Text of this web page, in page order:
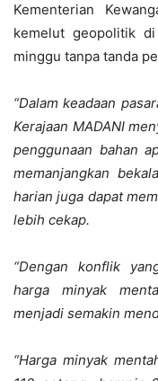
Kementerian
kemelut geopolitik
minggu tanpa tanda
“Dalam keadaan
Kerajaan MADANI
penggunaan bahan
memanjangkan
harian juga dapat
lebih cekap.
“Dengan konflik
harga minyak
menjadi semakin
“Harga minyak